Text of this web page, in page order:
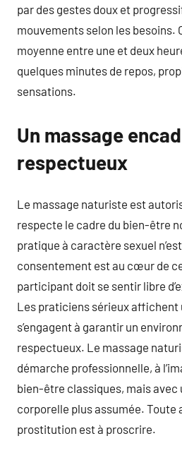
par des gestes doux et
mouvements selon les besoins.
moyenne entre une et deux
quelques minutes de repos,
sensations.
Un massage
respectueux
Le massage naturiste est
respecte le cadre du bien-être
pratique à caractère sexuel
consentement est au cœur de
participant doit se sentir libre
Les praticiens sérieux affichent
s’engagent à garantir un
respectueux. Le massage
démarche professionnelle, à
bien-être classiques, mais avec
corporelle plus assumée. Toute
prostitution est à proscrire.